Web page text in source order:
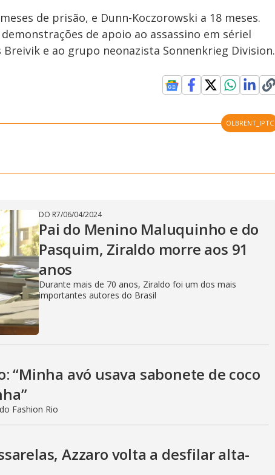
de prisão, e Dunn-Koczorowski a 18 meses.
de apoio ao assassino em sériel
e ao grupo neonazista Sonnenkrieg Division.
OLBRENT_IPTC
DO R7/06/04/2024
Pai do Menino Maluquinho e do
Pasquim, Ziraldo morre aos 91
anos
Durante mais de 70 anos, Ziraldo foi um dos mais
importantes autores do Brasil
“Minha avó usava sabonete de coco
Fashion Rio
Azzaro volta a desfilar alta-